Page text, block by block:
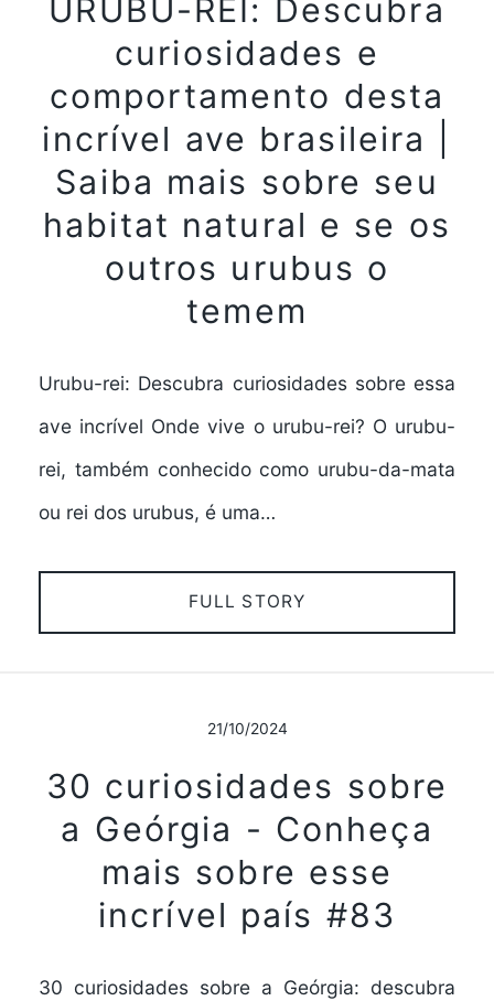
URUBU-REI: Descubra
curiosidades e
comportamento desta
incrível ave brasileira |
Saiba mais sobre seu
habitat natural e se os
outros urubus o
temem
Urubu-rei: Descubra curiosidades sobre essa
ave incrível Onde vive o urubu-rei? O urubu-
rei, também conhecido como urubu-da-mata
ou rei dos urubus, é uma…
FULL STORY
21/10/2024
30 curiosidades sobre
a Geórgia - Conheça
mais sobre esse
incrível país #83
30 curiosidades sobre a Geórgia: descubra